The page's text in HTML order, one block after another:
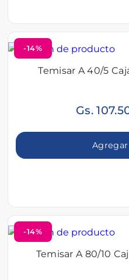
-14%
Temisar A 40/5
Gs.
-14%
Temisar A 80/10